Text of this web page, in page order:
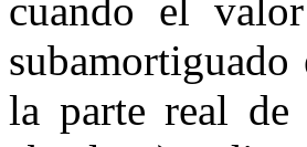
cuando el
subamortiguado
la parte real de